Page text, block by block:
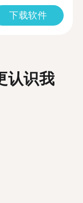
下载软件
认识我